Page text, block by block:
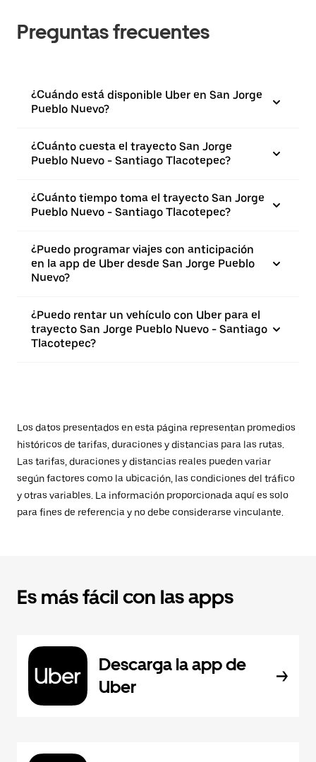
Preguntas frecuentes
¿Cuándo está disponible Uber en San Jorge
Pueblo Nuevo?
¿Cuánto cuesta el trayecto San Jorge
Pueblo Nuevo - Santiago Tlacotepec?
¿Cuánto tiempo toma el trayecto San Jorge
Pueblo Nuevo - Santiago Tlacotepec?
¿Puedo programar viajes con anticipación
en la app de Uber desde San Jorge Pueblo
Nuevo?
¿Puedo rentar un vehículo con Uber para el
trayecto San Jorge Pueblo Nuevo - Santiago
Tlacotepec?
Los datos presentados en esta página representan promedios
históricos de tarifas, duraciones y distancias para las rutas.
Las tarifas, duraciones y distancias reales pueden variar
según factores como la ubicación, las condiciones del tráfico
y otras variables. La información proporcionada aquí es solo
para fines de referencia y no debe considerarse vinculante.
Es más fácil con las apps
Descarga la app de
Uber